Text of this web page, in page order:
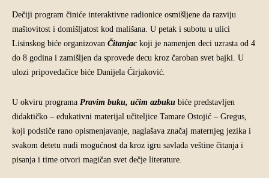
Dečiji program činiće interaktivne radionice osmišljene da razviju
maštovitost i domišljatost kod mališana. U petak i subotu u ulici
Lisinskog biće organizovan Čitanjac koji je namenjen deci uzrasta od 4
do 8 godina i zamišljen da sprovede decu kroz čaroban svet bajki. U
ulozi pripovedačice biće Danijela Ćirjaković.
U okviru programa Pravim buku, učim azbuku biće predstavljen
didaktičko – edukativni materijal učiteljice Tamare Ostojić – Gregus,
koji podstiče rano opismenjavanje, naglašava značaj maternjeg jezika i
svakom detetu nudi mogućnost da kroz igru savlada veštine čitanja i
pisanja i time otvori magičan svet dečje literature.